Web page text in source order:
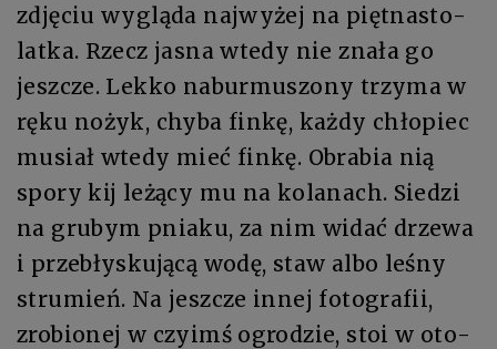
zdję­ciu wy­glą­da naj­wy­żej na pięt­na­sto­
lat­ka. Rzecz ja­sna wte­dy nie zna­ła go
jesz­cze. Lek­ko na­bur­mu­szo­ny trzy­ma w
rę­ku no­żyk, chy­ba fin­kę, każ­dy chło­piec
mu­siał wte­dy mieć fin­kę. Ob­ra­bia nią
spo­ry kij le­żą­cy mu na ko­la­nach. Sie­dzi
na gru­bym pnia­ku, za nim wi­dać drze­wa
i prze­bły­sku­ją­cą wo­dę, staw al­bo le­śny
stru­mień. Na jesz­cze in­nej fo­to­gra­fii,
zro­bio­nej w czy­imś ogro­dzie, stoi w oto­